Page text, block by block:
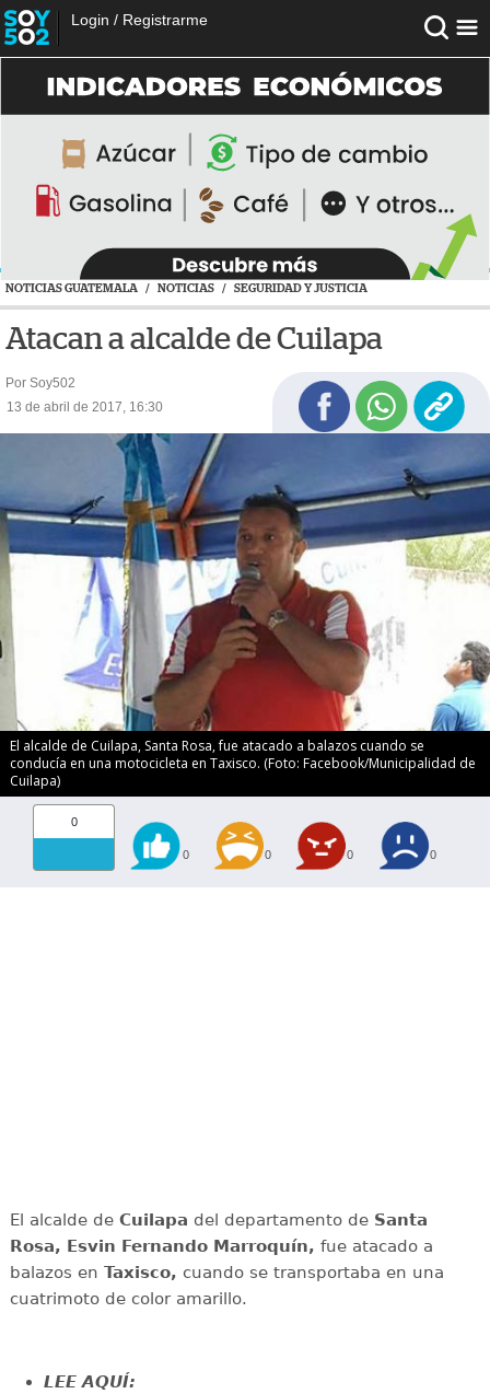
Login / Registrarme
NOTICIAS GUATEMALA / NOTICIAS / SEGURIDAD Y JUSTICIA
Atacan a alcalde de Cuilapa
Por Soy502
13 de abril de 2017, 16:30
El alcalde de Cuilapa, Santa Rosa, fue atacado a balazos cuando se
conducía en una motocicleta en Taxisco. (Foto: Facebook/Municipalidad de
Cuilapa)
0
0 0 0 0
El alcalde de Cuilapa del departamento de Santa
Rosa, Esvin Fernando Marroquín, fue atacado a
balazos en Taxisco, cuando se transportaba en una
cuatrimoto de color amarillo.
LEE AQUÍ: